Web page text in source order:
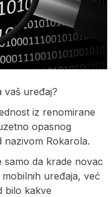
vaš uređaj?
iz renomirane
opasnog
Rokarola.
samo da krade novac
uređaja, već
bilo kakve